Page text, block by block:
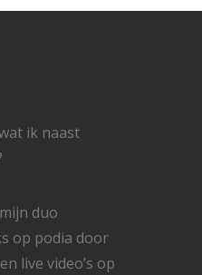
ik naast
duo
op podia door
live video’s op